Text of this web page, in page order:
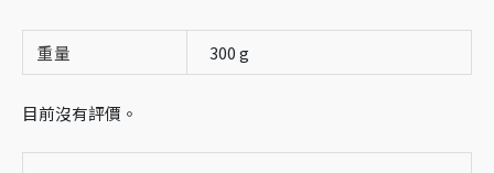
重量 300 g
目前沒有評價。